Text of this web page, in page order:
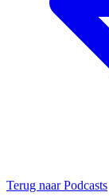
Terug naarPodcasts